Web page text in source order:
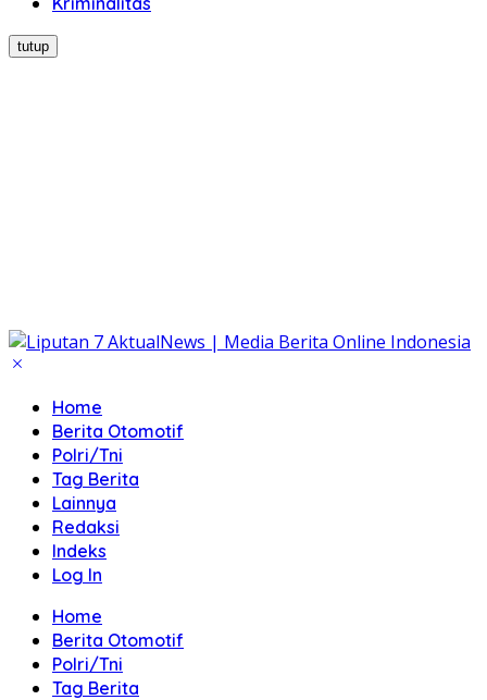
tutup
Home
Berita Otomotif
Polri/Tni
Tag Berita
Lainnya
Redaksi
Indeks
Log In
Home
Berita Otomotif
Polri/Tni
Tag Berita